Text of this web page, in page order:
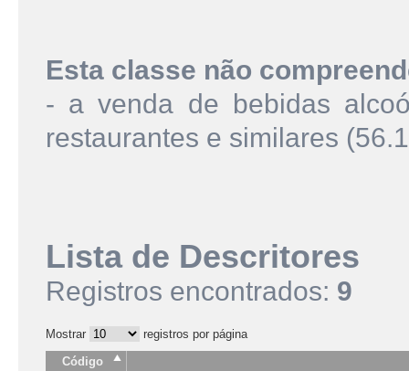
Esta classe não
- a venda de bebidas
restaurantes e similares
Lista de Descritores
Registros encontrados: 9
Mostrar
registros por página
Código